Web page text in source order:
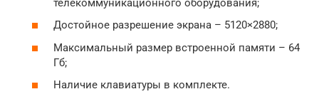
телекоммуникационного оборудования;
Достойное разрешение экрана – 5120×2880;
Максимальный размер встроенной памяти – 64
Гб;
Наличие клавиатуры в комплекте.